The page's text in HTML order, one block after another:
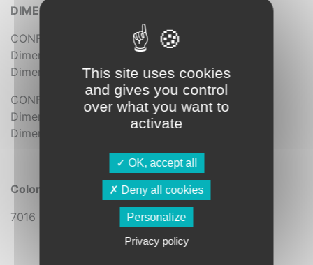
DIMENSIONS RÉALISABLES
CONFIGURATION 1 VANTAIL :
Dimensions mini (L x H) = 300 x 700 mm
Dimensions maxi (L x H) = 1200 x 2500 mm
CONFIGURATION 2 VANTAUX :
Dimensions mini (L x H) = 650 x 700 mm
Dimensions maxi (L x H) = 2400 x 2500 mm
Coloris standard armature
7016 I 8014 I 1015 I 9010
This site uses cookies
and gives you control
over what you want to
activate
OK, accept all
Deny all cookies
Personalize
Privacy policy